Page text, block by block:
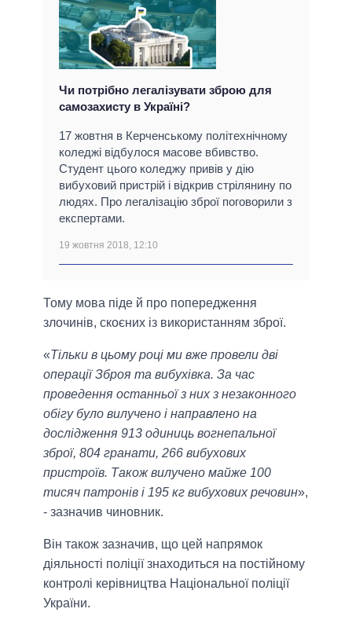
Чи потрібно легалізувати зброю для
самозахисту в Україні?
17 жовтня в Керченському політехнічному
коледжі відбулося масове вбивство.
Студент цього коледжу привів у дію
вибуховий пристрій і відкрив стрілянину по
людях. Про легалізацію зброї поговорили з
експертами.
19 жовтня 2018, 12:10
Тому мова піде й про попередження
злочинів, скоєних із використанням зброї.
«Тільки в цьому році ми вже провели дві
операції Зброя та вибухівка. За час
проведення останньої з них з незаконного
обігу було вилучено і направлено на
дослідження 913 одиниць вогнепальної
зброї, 804 гранати, 266 вибухових
пристроїв. Також вилучено майже 100
тисяч патронів і 195 кг вибухових речовин»,
- зазначив чиновник.
Він також зазначив, що цей напрямок
діяльності поліції знаходиться на постійному
контролі керівництва Національної поліції
України.